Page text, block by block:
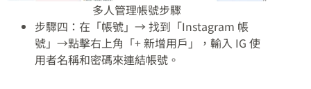
多人管理帳號步驟
步驟四：在「帳號」→ 找到「Instagram 帳
號」→點擊右上角「+ 新增用戶」，輸入 IG 使
用者名稱和密碼來連結帳號。